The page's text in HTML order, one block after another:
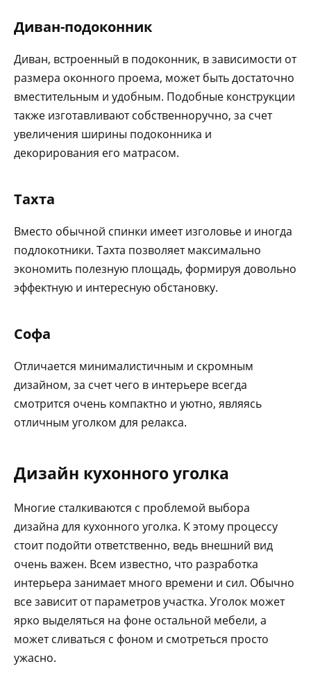
Диван-подоконник
Диван, встроенный в подоконник, в зависимости от
размера оконного проема, может быть достаточно
вместительным и удобным. Подобные конструкции
также изготавливают собственноручно, за счет
увеличения ширины подоконника и
декорирования его матрасом.
Тахта
Вместо обычной спинки имеет изголовье и иногда
подлокотники. Тахта позволяет максимально
экономить полезную площадь, формируя довольно
эффектную и интересную обстановку.
Софа
Отличается минималистичным и скромным
дизайном, за счет чего в интерьере всегда
смотрится очень компактно и уютно, являясь
отличным уголком для релакса.
Дизайн кухонного уголка
Многие сталкиваются с проблемой выбора
дизайна для кухонного уголка. К этому процессу
стоит подойти ответственно, ведь внешний вид
очень важен. Всем известно, что разработка
интерьера занимает много времени и сил. Обычно
все зависит от параметров участка. Уголок может
ярко выделяться на фоне остальной мебели, а
может сливаться с фоном и смотреться просто
ужасно.